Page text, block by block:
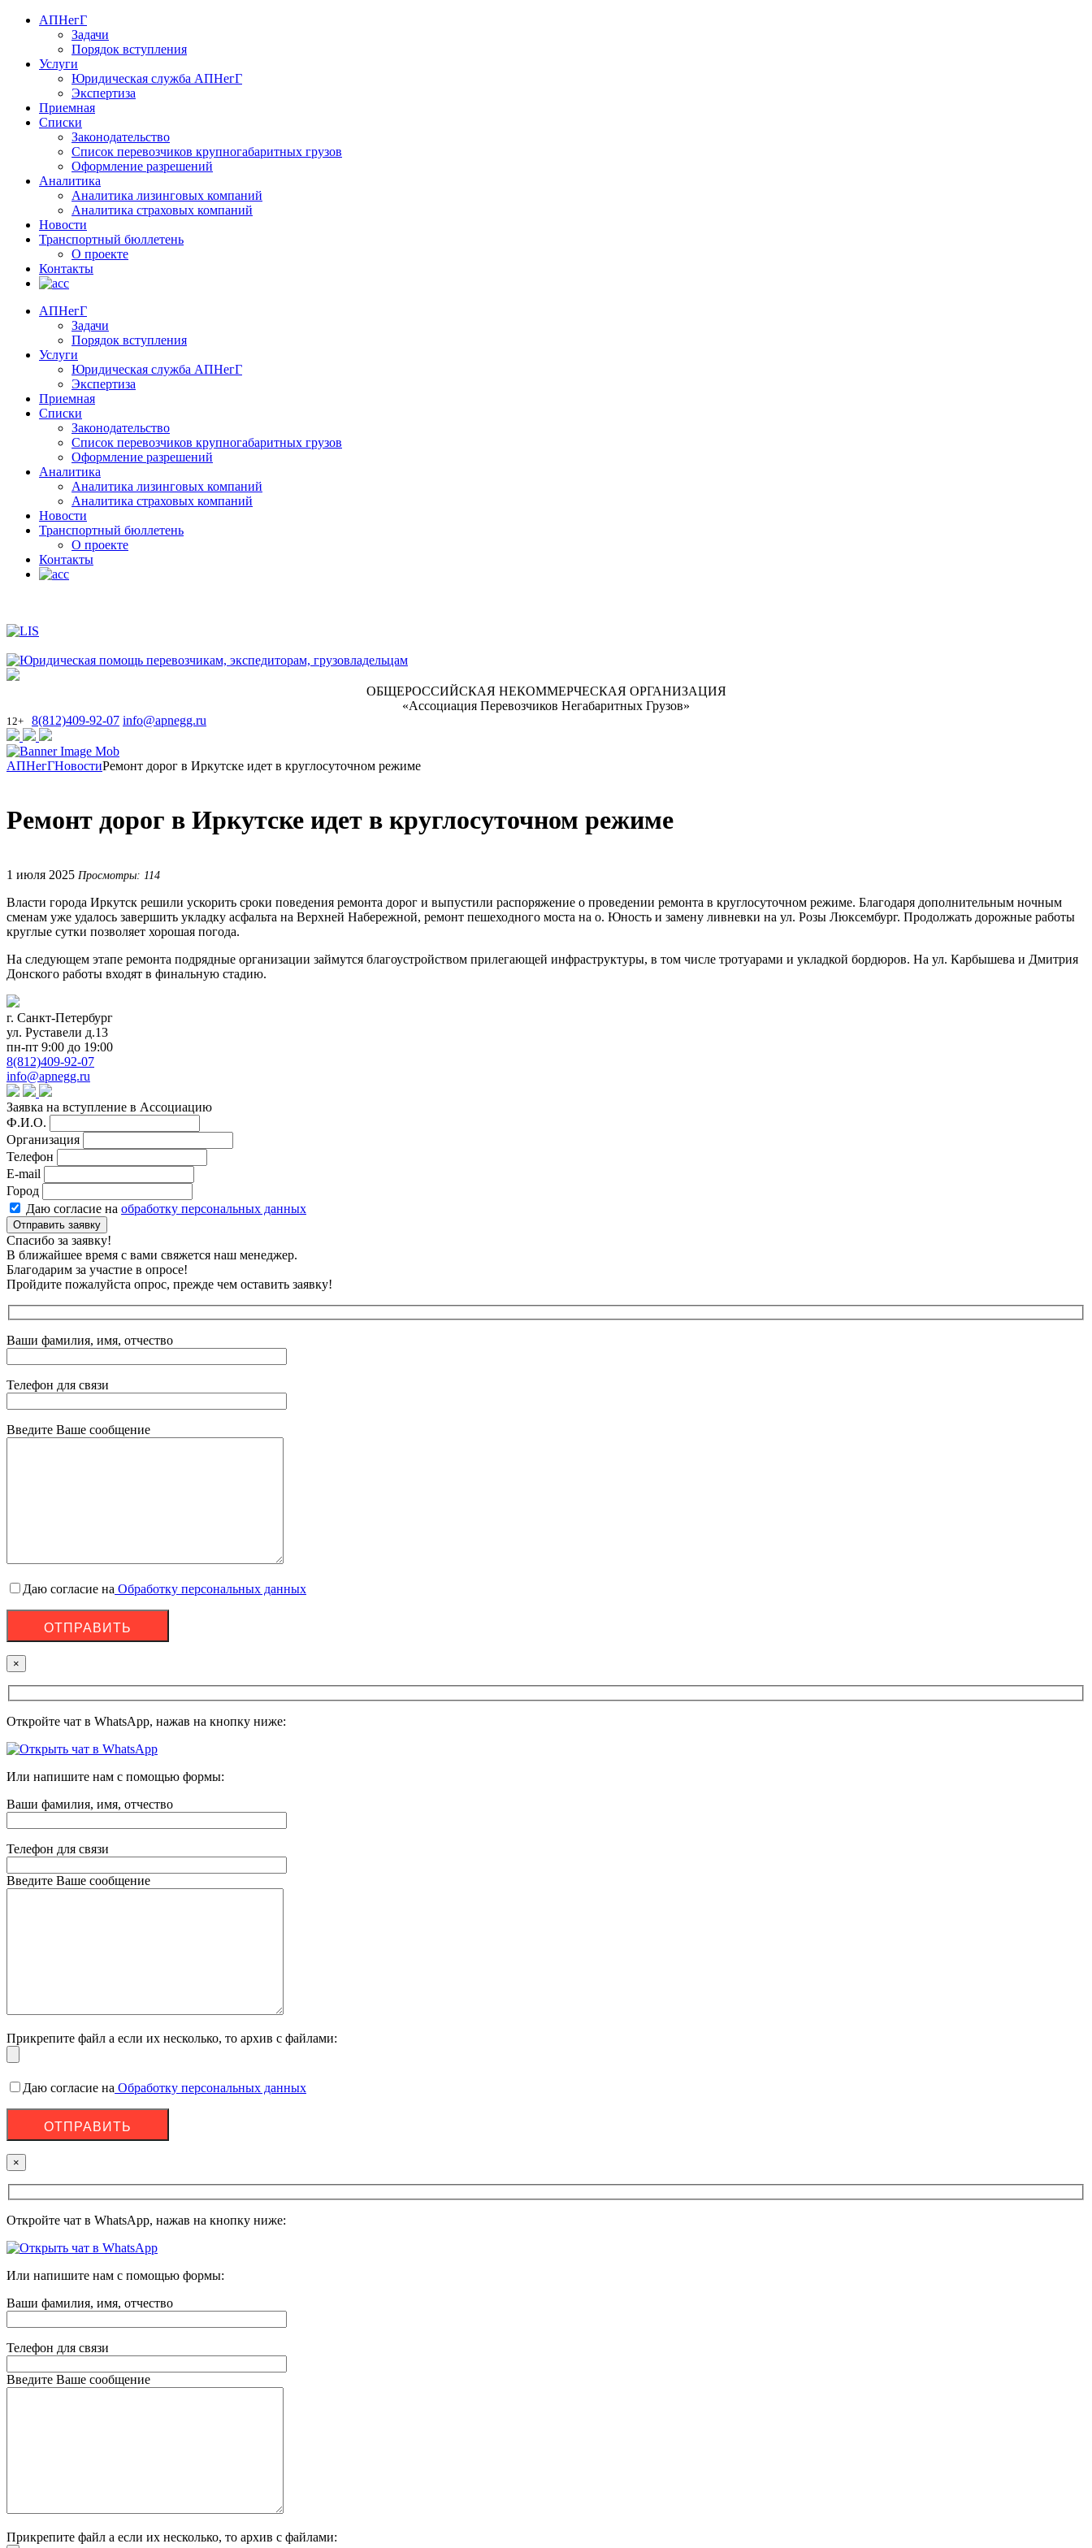
АПНегГ
Задачи
Порядок вступления
Услуги
Юридическая служба АПНегГ
Экспертиза
Приемная
Списки
Законодательство
Список перевозчиков крупногабаритных грузов
Оформление разрешений
Аналитика
Аналитика лизинговых компаний
Aналитика страховых компаний
Новости
Транспортный бюллетень
О проекте
Контакты
АПНегГ
Задачи
Порядок вступления
Услуги
Юридическая служба АПНегГ
Экспертиза
Приемная
Списки
Законодательство
Список перевозчиков крупногабаритных грузов
Оформление разрешений
Аналитика
Аналитика лизинговых компаний
Aналитика страховых компаний
Новости
Транспортный бюллетень
О проекте
Контакты
ОБЩЕРОССИЙСКАЯ НЕКОММЕРЧЕСКАЯ ОРГАНИЗАЦИЯ
«Ассоциация Перевозчиков Негабаритных Грузов»
12+ 8(812)409-92-07 info@apnegg.ru
АПНегГНовостиРемонт дорог в Иркутске идет в круглосуточном режиме
Ремонт дорог в Иркутске идет в круглосуточном режиме
1 июля 2025 Просмотры: 114
Власти города Иркутск решили ускорить сроки поведения ремонта дорог и выпустили распоряжение о проведении ремонта в круглосуточном режиме. Благодаря дополнительным ночным
сменам уже удалось завершить укладку асфальта на Верхней Набережной, ремонт пешеходного моста на о. Юность и замену ливневки на ул. Розы Люксембург. Продолжать дорожные работы
круглые сутки позволяет хорошая погода.
На следующем этапе ремонта подрядные организации займутся благоустройством прилегающей инфраструктуры, в том числе тротуарами и укладкой бордюров. На ул. Карбышева и Дмитрия
Донского работы входят в финальную стадию.
г. Санкт-Петербург
ул. Руставели д.13
пн-пт 9:00 до 19:00
8(812)409-92-07
info@apnegg.ru
Заявка на вступление в Ассоциацию
Ф.И.О.
Организация
Телефон
E-mail
Город
Даю согласие на обработку персональных данных
Отправить заявку
Спасибо за заявку!
В ближайшее время с вами свяжется наш менеджер.
Благодарим за участие в опросе!
Пройдите пожалуйста опрос, прежде чем оставить заявку!
Ваши фамилия, имя, отчество
Телефон для связи
Введите Ваше сообщение
Даю согласие на Обработку персональных данных
×
Откройте чат в WhatsApp, нажав на кнопку ниже:
Или напишите нам с помощью формы:
Ваши фамилия, имя, отчество
Телефон для связи
Введите Ваше сообщение
Прикрепите файл а если их несколько, то архив с файлами:
Даю согласие на Обработку персональных данных
×
Откройте чат в WhatsApp, нажав на кнопку ниже:
Или напишите нам с помощью формы:
Ваши фамилия, имя, отчество
Телефон для связи
Введите Ваше сообщение
Прикрепите файл а если их несколько, то архив с файлами: